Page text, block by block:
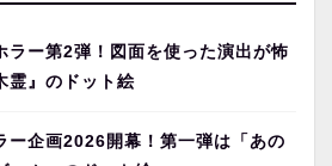
ラー第2弾！図面を使った演出が怖
霊』のドット絵
ー企画2026開幕！第一弾は「あの